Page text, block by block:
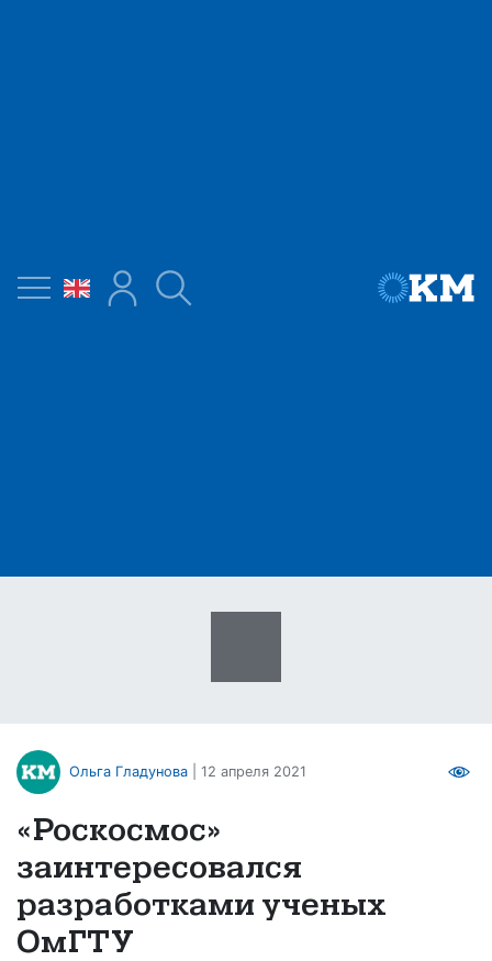
Ольга Гладунова | 12 апреля 2021
«Роскосмос»
заинтересовался
разработками ученых
ОмГТУ